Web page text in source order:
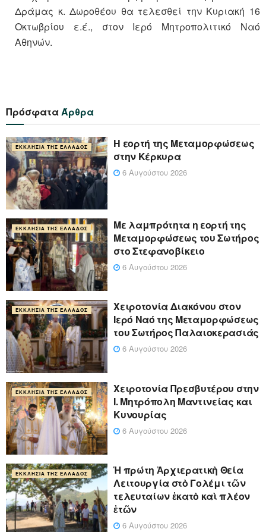
Δράμας κ. Δωροθέου θα τελεσθεί την Κυριακή 16
Οκτωβρίου ε.έ., στον Ιερό Μητροπολιτικό Ναό
Αθηνών.
ΠρόσφαταΆρθρα
ΕΚΚΛΗΣΊΑ ΤΗΣ ΕΛΛΆΔΟΣ
Η εορτή της Μεταμορφώσεως
στην Κέρκυρα
6 Αυγούστου 2026
ΕΚΚΛΗΣΊΑ ΤΗΣ ΕΛΛΆΔΟΣ
Με λαμπρότητα η εορτή της
Μεταμορφώσεως του Σωτήρος
στο Στεφανοβίκειο
6 Αυγούστου 2026
ΕΚΚΛΗΣΊΑ ΤΗΣ ΕΛΛΆΔΟΣ
Χειροτονία Διακόνου στον
Ιερό Ναό της Μεταμορφώσεως
του Σωτήρος Παλαιοκερασιάς
6 Αυγούστου 2026
ΕΚΚΛΗΣΊΑ ΤΗΣ ΕΛΛΆΔΟΣ
Xειροτονία Πρεσβυτέρου στην
Ι. Μητρόπολη Μαντινείας και
Κυνουρίας
6 Αυγούστου 2026
ΕΚΚΛΗΣΊΑ ΤΗΣ ΕΛΛΆΔΟΣ
Ἡ πρώτη Ἀρχιερατικὴ Θεία
Λειτουργία στὸ Γολέμι τῶν
τελευταίων ἑκατὸ καὶ πλέον
ἐτῶν
6 Αυγούστου 2026